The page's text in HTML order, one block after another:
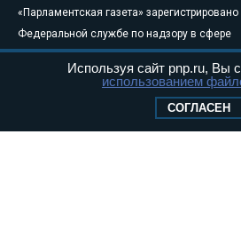
«Парламентская газета» зарегистрировано
Федеральной службе по надзору в сфере
связи, информационных технологий и
массовых коммуникаций (Роскомнадзор)
Свидетельство о регистрации Эл № ФС77-
Используя сайт pnp.ru, Вы
использованием
СОГЛАСЕН